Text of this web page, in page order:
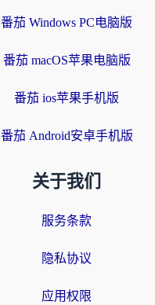
番茄 Windows PC电脑版
番茄 macOS苹果电脑版
番茄 ios苹果手机版
番茄 Android安卓手机版
关于我们
服务条款
隐私协议
应用权限